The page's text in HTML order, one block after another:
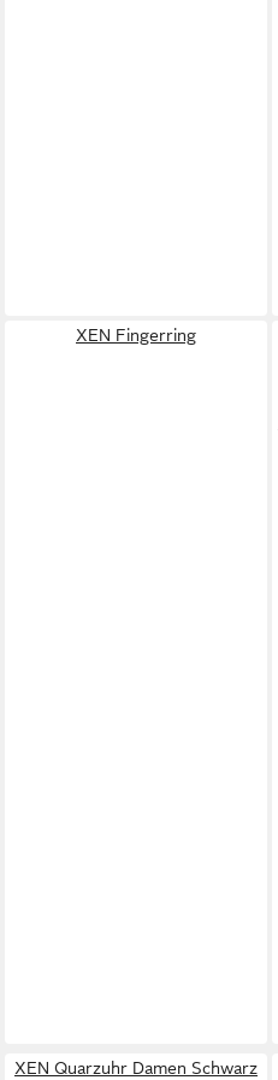
XEN Fingerring
XEN Quarzuhr Damen Schwarz